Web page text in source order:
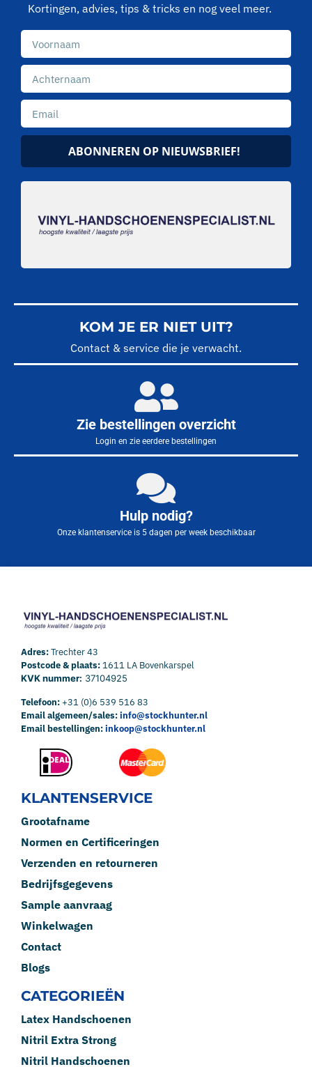
Kortingen, advies, tips & tricks en nog veel meer.
ABONNEREN OP NIEUWSBRIEF!
KOM JE ER NIET UIT?
Contact & service die je verwacht.
Zie bestellingen overzicht
Login en zie eerdere bestellingen
Hulp nodig?
Onze klantenservice is 5 dagen per week beschikbaar
Adres:Trechter 43
Postcode & plaats: 1611 LA Bovenkarspel
KVK nummer: 37104925
Telefoon:+31 (0)6 539 516 83
Email algemeen/sales:info@stockhunter.nl
Email bestellingen:inkoop@stockhunter.nl
KLANTENSERVICE
Grootafname
Normen en Certificeringen
Verzenden en retourneren
Bedrijfsgegevens
Sample aanvraag
Winkelwagen
Contact
Blogs
CATEGORIEËN
Latex Handschoenen
Nitril Extra Strong
Nitril Handschoenen